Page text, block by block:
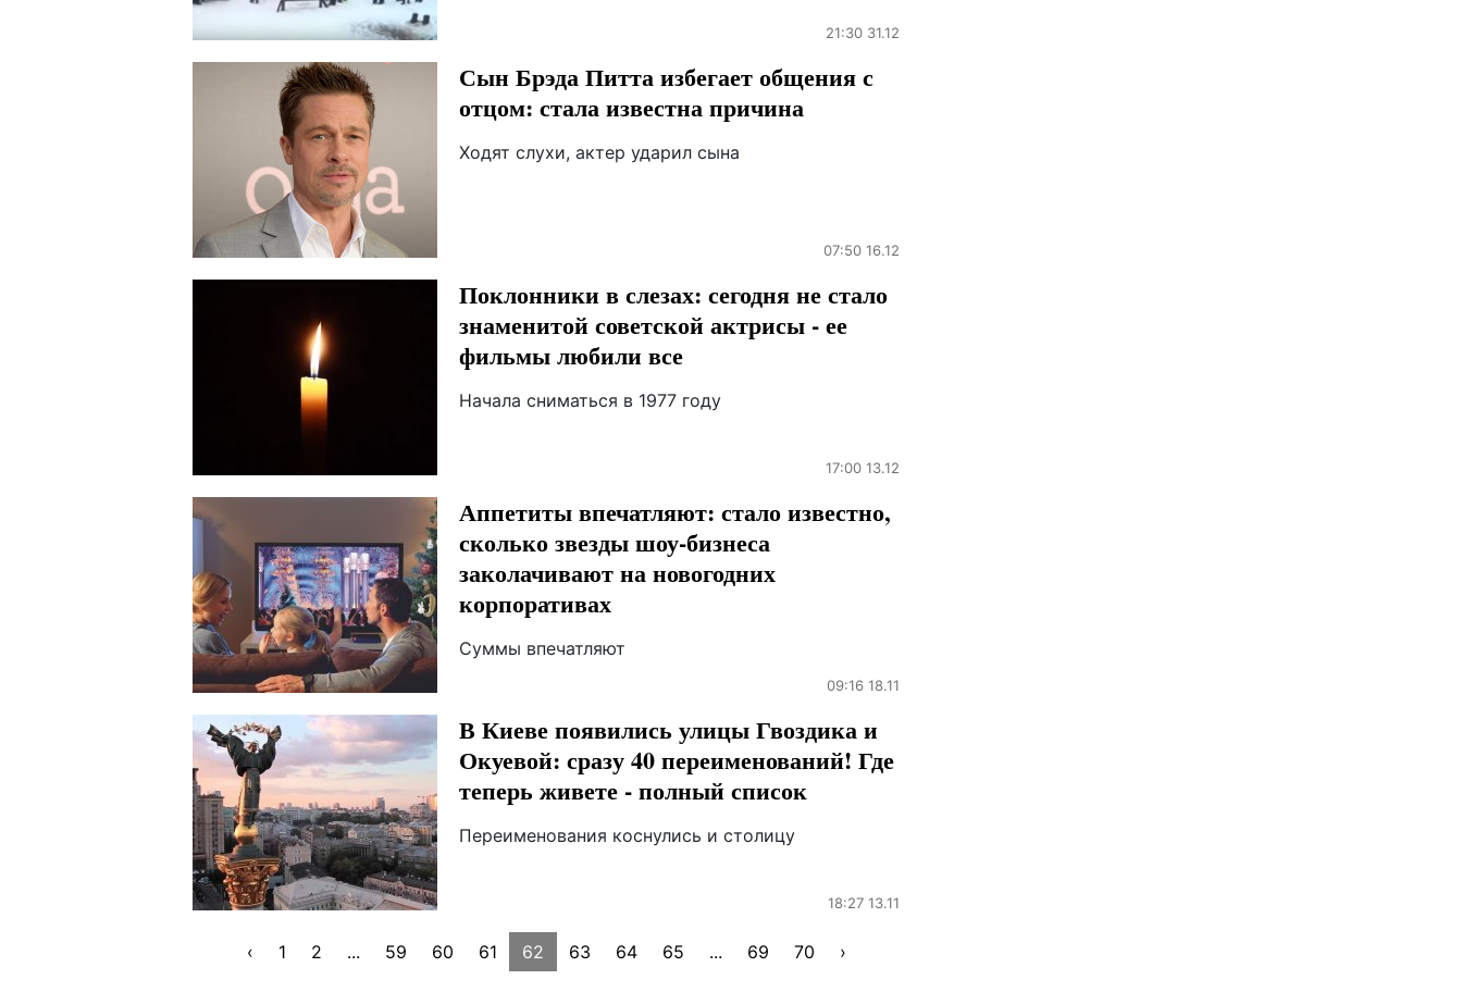
21:30 31.12
Сын Брэда Питта избегает общения с
отцом: стала известна причина
Ходят слухи, актер ударил сына
07:50 16.12
Поклонники в слезах: сегодня не стало
знаменитой советской актрисы - ее
фильмы любили все
Начала сниматься в 1977 году
17:00 13.12
Аппетиты впечатляют: стало известно,
сколько звезды шоу-бизнеса
заколачивают на новогодних
корпоративах
Суммы впечатляют
09:16 18.11
В Киеве появились улицы Гвоздика и
Окуевой: сразу 40 переименований! Где
теперь живете - полный список
Переименования коснулись и столицу
18:27 13.11
‹ 1 2 ... 59 60 61 62 63 64 65 ... 69 70 ›